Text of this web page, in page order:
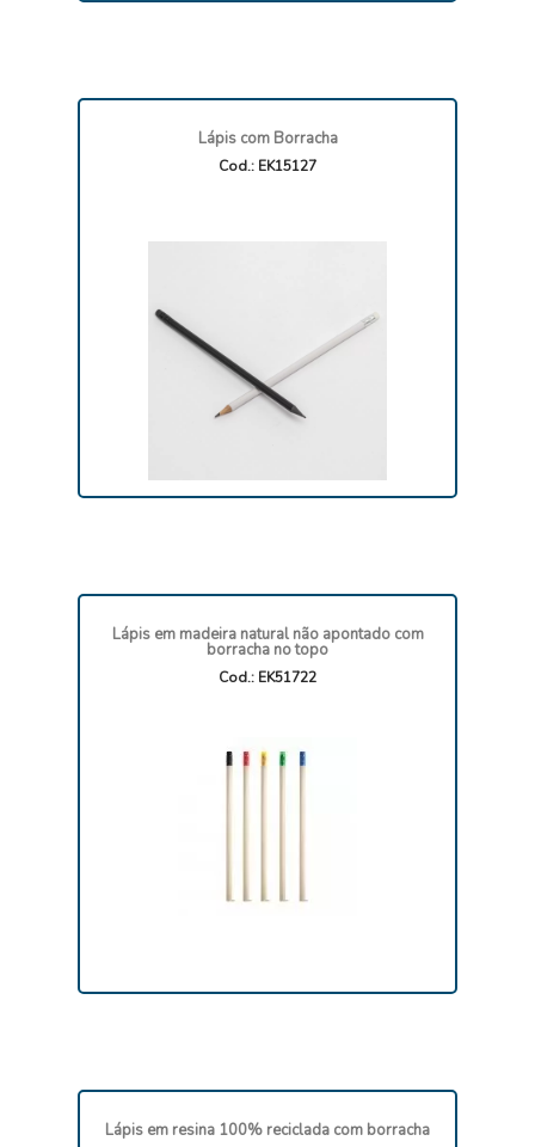
Lápis com Borracha
Cod.: EK15127
Lápis em madeira natural não apontado com
borracha no topo
Cod.: EK51722
Lápis em resina 100% reciclada com borracha